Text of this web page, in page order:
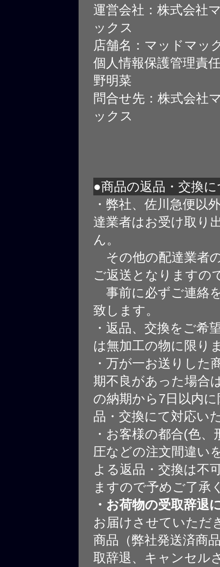
運営会社：株式会社
ックス
店舗名：マッドマッ
個人情報保護管理責
野明菜
問合せ先：株式会社
ックス
●商品の返品・交換
・弊社、佐川急便以
達業者はお受け取り
ん。
その他の配達業者
ご返送となりますの
事前に必ずご連絡
致します。
・返品、交換をご希
は無加工の物に限り
・万が一お送りした
期不良があった場合
の納期から7日以内
品・交換にて対応い
・お客様の都合(色、
圧などの注文間違い
よる返品・交換は不
ますので予めご了承
・お荷物の受取辞退
お届けさせていただ
商品（弊社発送済商
取辞退、キャンセル